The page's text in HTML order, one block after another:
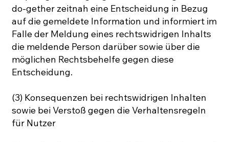
do-gether zeitnah eine Entscheidung in Bezug
auf die gemeldete Information und informiert im
Falle der Meldung eines rechtswidrigen Inhalts
die meldende Person darüber sowie über die
möglichen Rechtsbehelfe gegen diese
Entscheidung.
(3) Konsequenzen bei rechtswidrigen Inhalten
sowie bei Verstoß gegen die Verhaltensregeln
für Nutzer